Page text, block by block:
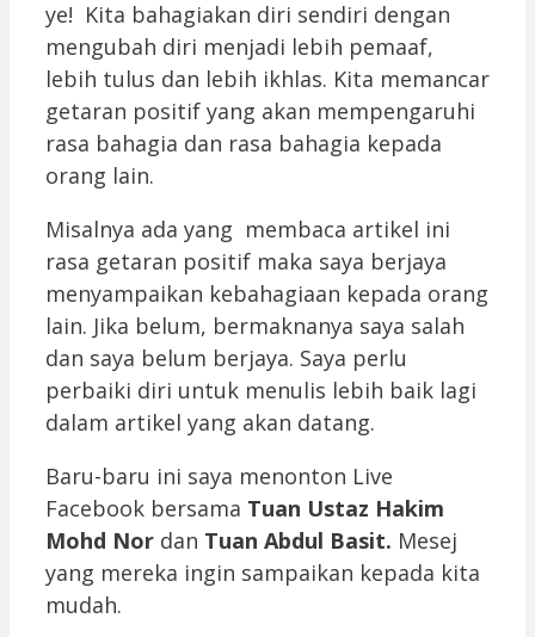
ye! Kita bahagiakan diri sendiri dengan
mengubah diri menjadi lebih pemaaf,
lebih tulus dan lebih ikhlas. Kita memancar
getaran positif yang akan mempengaruhi
rasa bahagia dan rasa bahagia kepada
orang lain.
Misalnya ada yang membaca artikel ini
rasa getaran positif maka saya berjaya
menyampaikan kebahagiaan kepada orang
lain. Jika belum, bermaknanya saya salah
dan saya belum berjaya. Saya perlu
perbaiki diri untuk menulis lebih baik lagi
dalam artikel yang akan datang.
Baru-baru ini saya menonton Live
Facebook bersama Tuan Ustaz Hakim
Mohd Nor dan Tuan Abdul Basit. Mesej
yang mereka ingin sampaikan kepada kita
mudah.